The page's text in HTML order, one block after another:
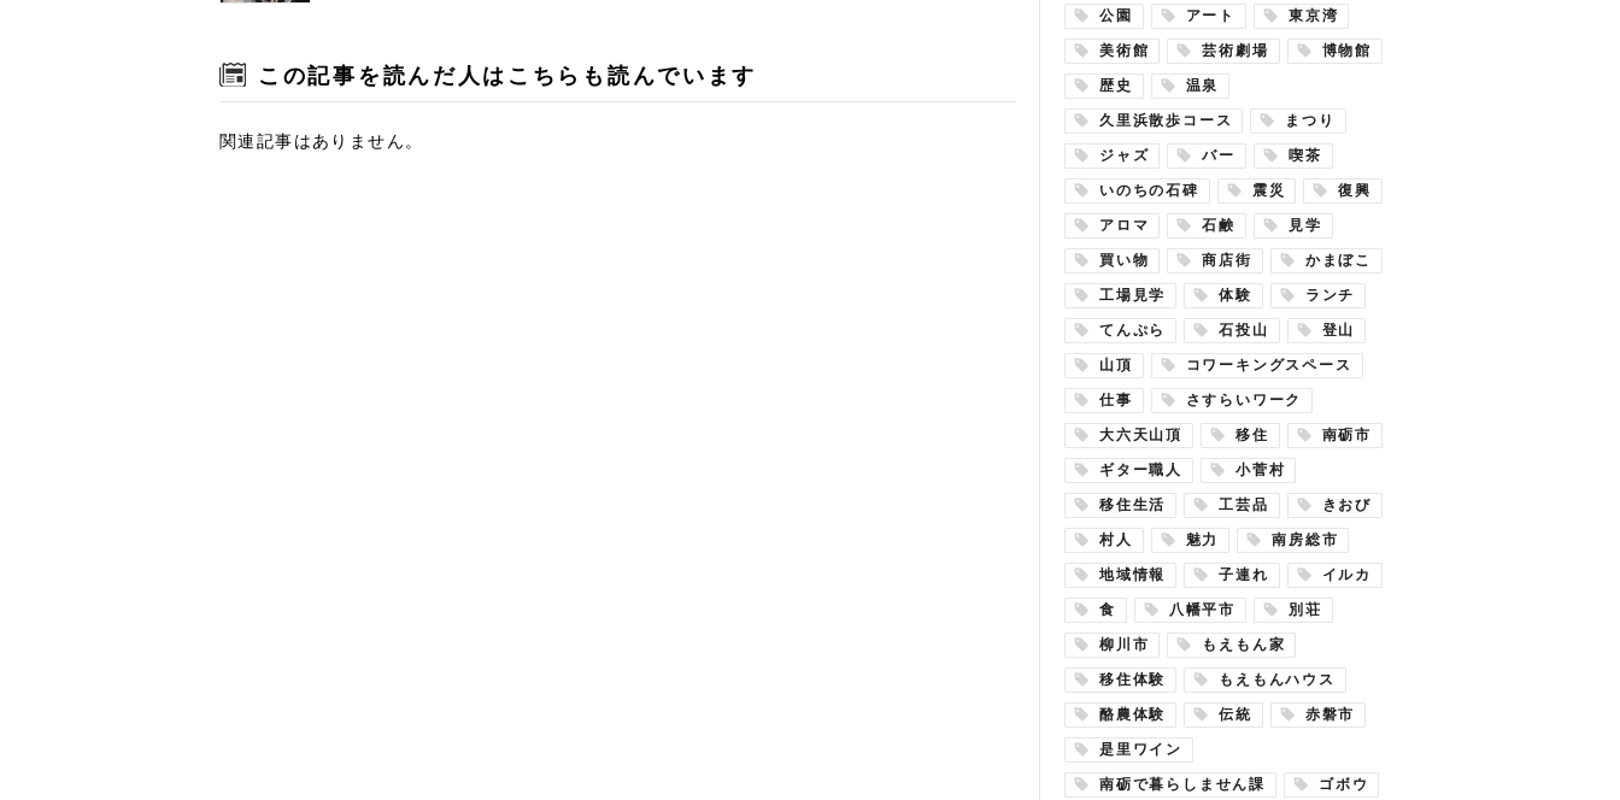
この記事を読んだ人はこちらも読んでいます
関連記事はありません。
公園 アート 東京湾
美術館 芸術劇場 博物館
歴史 温泉
久里浜散歩コース まつり
ジャズ バー 喫茶
いのちの石碑 震災 復興
アロマ 石鹸 見学
買い物 商店街 かまぼこ
工場見学 体験 ランチ
てんぷら 石投山 登山
山頂 コワーキングスペース
仕事 さすらいワーク
大六天山頂 移住 南砺市
ギター職人 小菅村
移住生活 工芸品 きおび
村人 魅力 南房総市
地域情報 子連れ イルカ
食 八幡平市 別荘
柳川市 もえもん家
移住体験 もえもんハウス
酪農体験 伝統 赤磐市
是里ワイン
南砺で暮らしません課 ゴボウ